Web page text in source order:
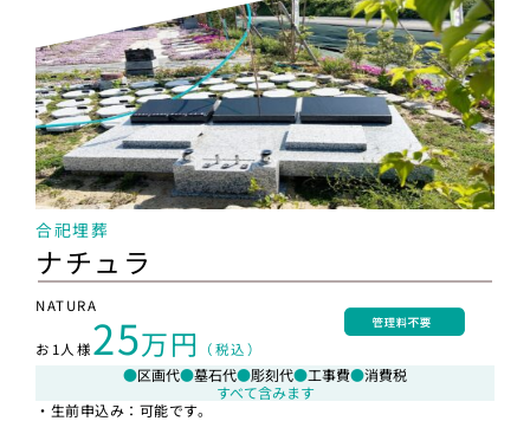
合祀埋葬
ナチュラ
NATURA
お1人様25万円 （税込）
●区画代●墓石代●彫刻代●工事費●消費税
すべて含みます
・生前申込み：可能です。